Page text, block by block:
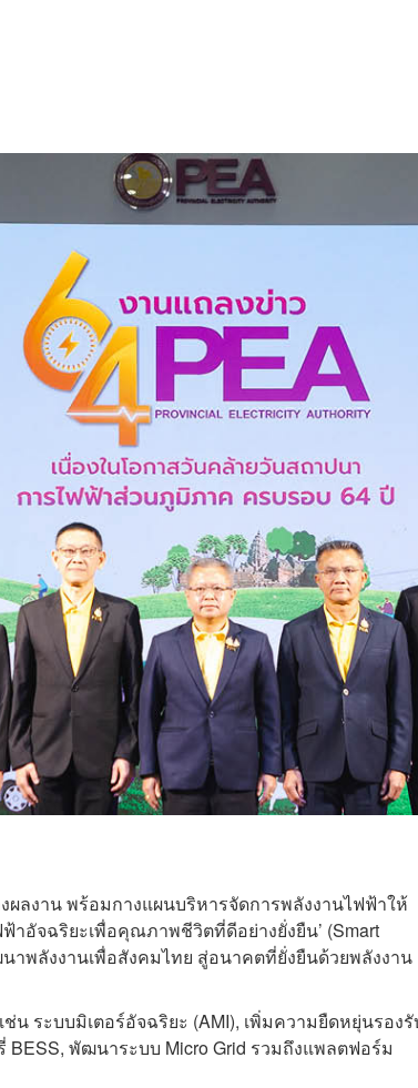
ลงาน พร้อมกางแผนบริหารจัดการพลังงานไฟฟ้าให้
อัจฉริยะเพื่อคุณภาพชีวิตที่ดีอย่างยั่งยืน’ (Smart
นาพลังงานเพื่อสังคมไทย สู่อนาคตที่ยั่งยืนด้วยพลังงาน
ระบบมิเตอร์อัจฉริยะ (AMI), เพิ่มความยืดหยุ่นรองรั
พัฒนาระบบ Micro Grid รวมถึงแพลตฟอร์ม